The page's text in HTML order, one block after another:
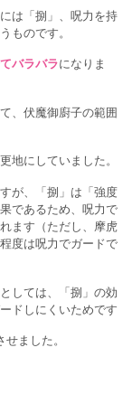
は「捌」、呪力を持
ものです。
バラバラになりま
、伏魔御廚子の範囲
地にしていました。
が、「捌」は「強度
であるため、呪力で
ます（ただし、摩虎
度は呪力でガードで
しては、「捌」の効
ドしにくいためです
ました。